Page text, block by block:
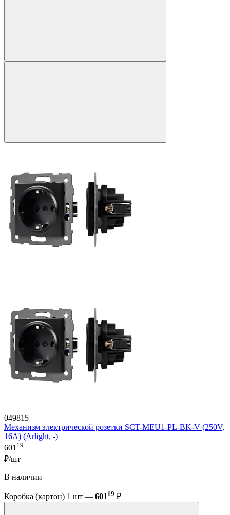
049815
Механизм электрической розетки SCT-MEU1-PL-BK-V (250V,
16A) (Arlight, -)
60119
₽/шт
В наличии
Коробка (картон) 1 шт — 601 19 ₽